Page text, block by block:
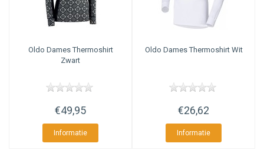
Oldo Dames Thermoshirt
Zwart
€49,95
Informatie
Oldo Dames Thermoshirt Wit
€26,62
Informatie